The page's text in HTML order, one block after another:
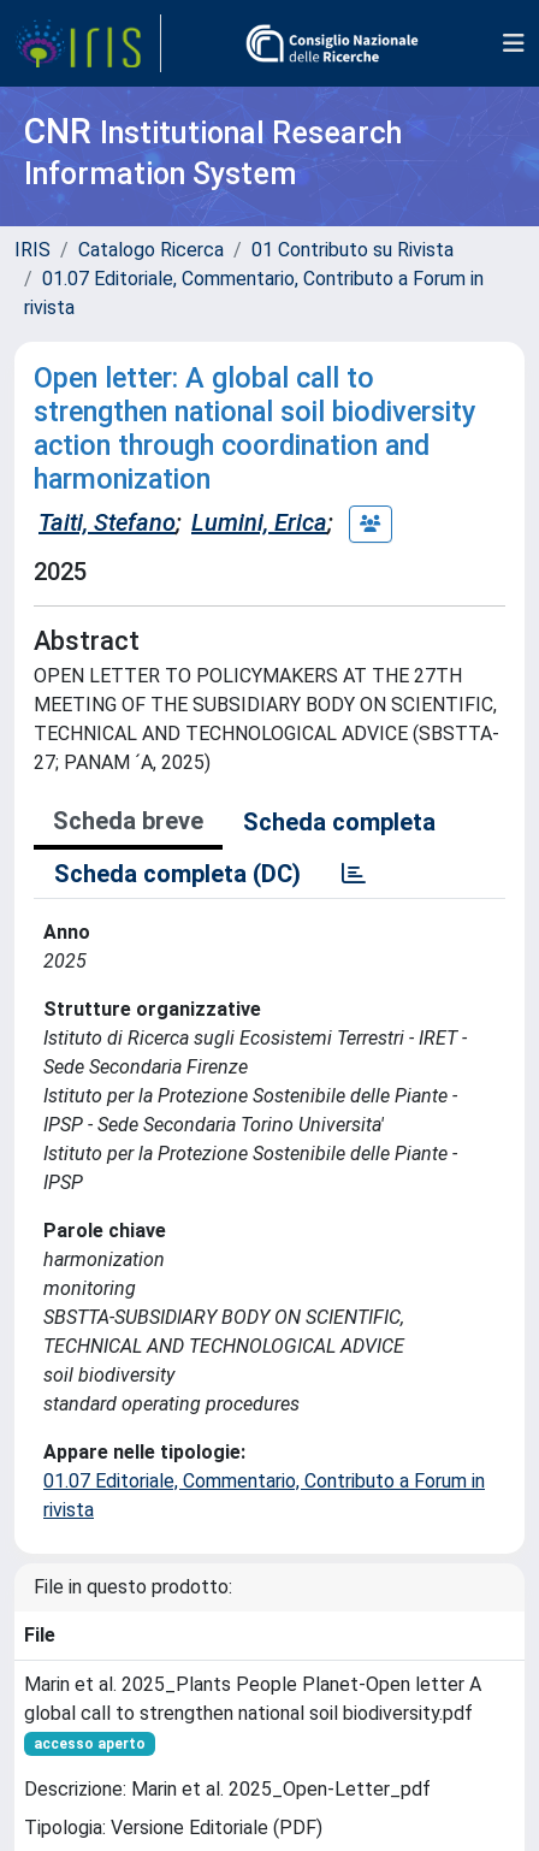
CNR Institutional Research
Information System
IRIS Catalogo Ricerca
01 Contributo su Rivista
01.07 Editoriale, Commentario, Contributo a Forum in
rivista
Open letter: A global call to
strengthen national soil biodiversity
action through coordination and
harmonization
Taiti, Stefano; Lumini, Erica;
2025
Abstract
OPEN LETTER TO POLICYMAKERS AT THE 27TH
MEETING OF THE SUBSIDIARY BODY ON SCIENTIFIC,
TECHNICAL AND TECHNOLOGICAL ADVICE (SBSTTA-
27; PANAM ´A, 2025)
Scheda breve
Scheda completa
Scheda completa (DC)
Anno
2025
Strutture organizzative
Istituto di Ricerca sugli Ecosistemi Terrestri - IRET -
Sede Secondaria Firenze
Istituto per la Protezione Sostenibile delle Piante -
IPSP - Sede Secondaria Torino Universita'
Istituto per la Protezione Sostenibile delle Piante -
IPSP
Parole chiave
harmonization
monitoring
SBSTTA-SUBSIDIARY BODY ON SCIENTIFIC,
TECHNICAL AND TECHNOLOGICAL ADVICE
soil biodiversity
standard operating procedures
Appare nelle tipologie:
01.07 Editoriale, Commentario, Contributo a Forum in
rivista
File in questo prodotto:
File
Marin et al. 2025_Plants People Planet-Open letter A
global call to strengthen national soil biodiversity.pdf
accesso aperto
Descrizione: Marin et al. 2025_Open-Letter_pdf
Tipologia: Versione Editoriale (PDF)